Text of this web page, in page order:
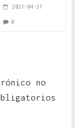
2021-04-27
0
no